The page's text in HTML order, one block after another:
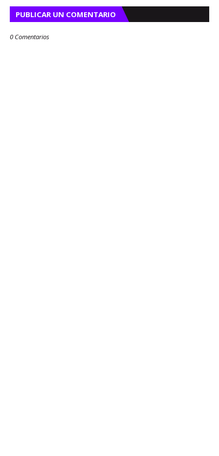
PUBLICAR UN COMENTARIO
0 Comentarios